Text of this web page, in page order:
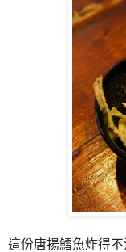
這份唐揚鱈魚炸得